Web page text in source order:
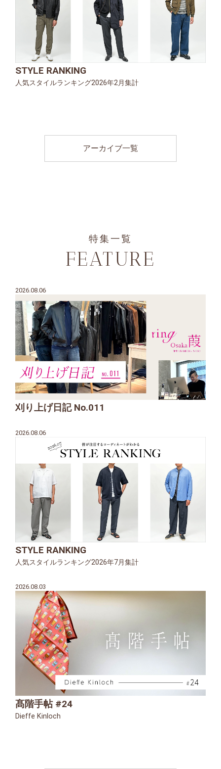
STYLE RANKING
人気スタイルランキング2026年2月集計
アーカイブ一覧
特集一覧
FEATURE
2026.08.06
刈り上げ日記 No.011
2026.08.06
STYLE RANKING
人気スタイルランキング2026年7月集計
2026.08.03
髙階手帖 #24
Dieffe Kinloch